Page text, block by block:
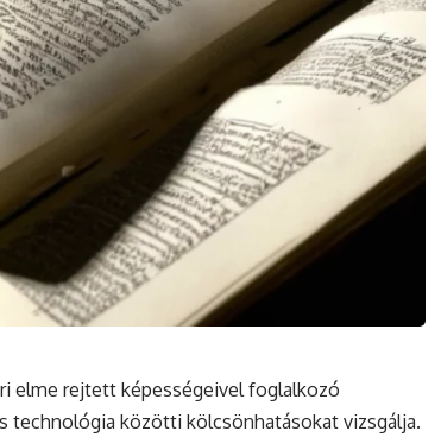
elme rejtett képességeivel foglalkozó
technológia közötti kölcsönhatásokat vizsgálja.